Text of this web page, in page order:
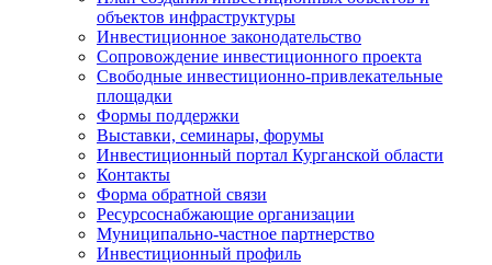
объектов инфраструктуры
Инвестиционное законодательство
Сопровождение инвестиционного проекта
Свободные инвестиционно-привлекательные
площадки
Формы поддержки
Выставки, семинары, форумы
Инвестиционный портал Курганской области
Контакты
Форма обратной связи
Ресурсоснабжающие организации
Муниципально-частное партнерство
Инвестиционный профиль